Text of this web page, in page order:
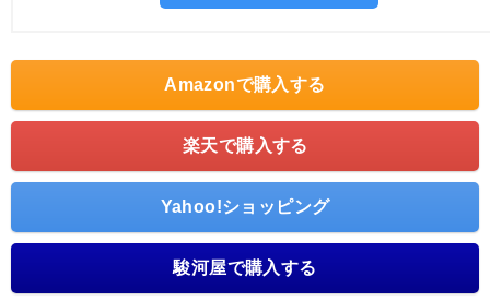
Amazonで購入する
楽天で購入する
Yahoo!ショッピング
駿河屋で購入する